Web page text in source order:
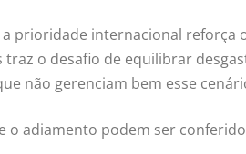
a prioridade internacional
traz o desafio de equilibrar
não gerenciam bem esse
o adiamento podem ser